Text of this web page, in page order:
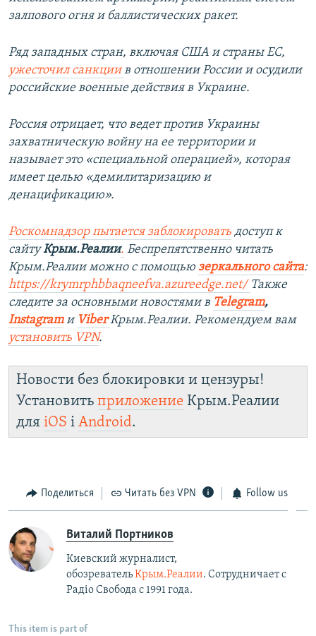
залпового огня и баллистических ракет.
Ряд западных стран, включая США и страны ЕС,
ужесточил санкциив отношении России и осудили
российские военные действия в Украине.
Россия отрицает, что ведет против Украины
захватническую войну на ее территории и
называет это «специальной операцией», которая
имеет целью «демилитаризацию и
денацификацию».
Роскомнадзор пытается заблокировать доступ к
сайтуКрым.Реалии. Беспрепятственно читать
Крым.Реалии можно с помощью зеркального сайта:
https://krymrphbbaqneefva.azureedge.net/ ​Также
следите за основными новостями в Telegram,
Instagram и ViberКрым.Реалии. Рекомендуем вам
установить VPN.
Новости без блокировки и цензуры!
Установить приложение Крым.Реалии
для iOS і Android.
Поделиться Читать без VPN Follow us
Виталий Портников
Киевский журналист,
обозревательКрым.Реалии. Сотрудничает с
Радiо Свобода с 1991 года.
This item is part of